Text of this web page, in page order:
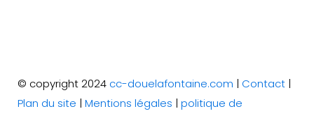
© copyright 2024 cc-douelafontaine.com | Contact |
Plan du site |Mentions légales |politique de